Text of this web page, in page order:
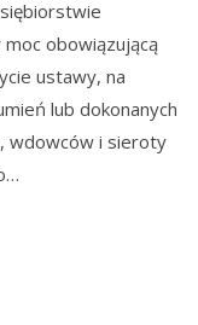
obowiązującą
ustawy, na
lub dokonanych
wdowców i sieroty